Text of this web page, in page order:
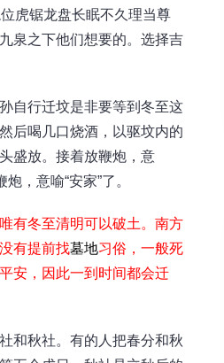
虎锯龙盘长眠不久理当尊
泉之下他们想要的。选择吉
自行迁坟是非要等到冬至这
后喝几口烧酒，以驱坟内的
盛放。接着放鞭炮，意
，意喻“安家”了。
有冬至清明可以破土。南方
有提前找墓地习俗，一般死
安，因此一到时间都会迁
和秋社。有的人把春分和秋